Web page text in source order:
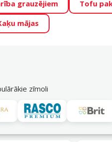
lieliskas cenas mīluļu TOP
Varbūt tieši Tavs mīlulis
grauzējiem Tofu
mājas
zīmoli